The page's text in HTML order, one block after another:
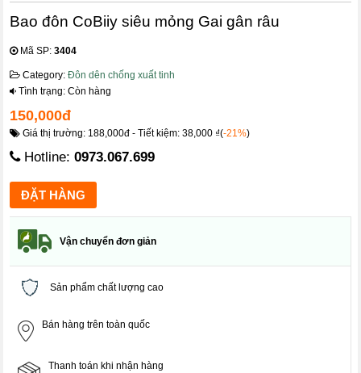
Bao đôn CoBiiy siêu mỏng Gai gân râu
Mã SP:3404
Category:Đôn dên chống xuất tinh
Tình trạng: Còn hàng
150,000đ
Giá thị trường: 188,000đ - Tiết kiệm: 38,000 ₫(-21%)
Hotline:0973.067.699
Vận chuyển đơn giản
Sản phẩm chất lượng cao
Bán hàng trên toàn quốc
Thanh toán khi nhận hàng